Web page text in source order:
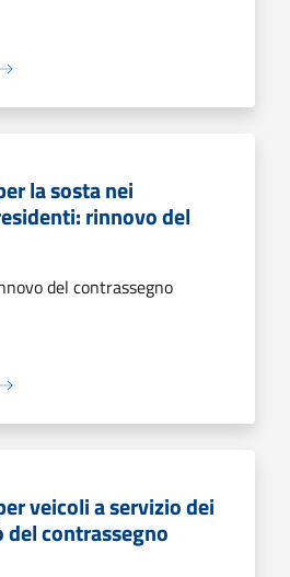
la sosta nei
rinnovo del
del contrassegno
veicoli a servizio dei
contrassegno